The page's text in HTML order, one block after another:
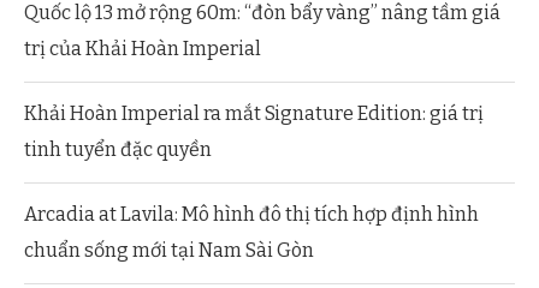
Quốc lộ 13 mở rộng 60m: “đòn bẩy vàng” nâng tầm giá
trị của Khải Hoàn Imperial
Khải Hoàn Imperial ra mắt Signature Edition: giá trị
tinh tuyển đặc quyền
Arcadia at Lavila: Mô hình đô thị tích hợp định hình
chuẩn sống mới tại Nam Sài Gòn